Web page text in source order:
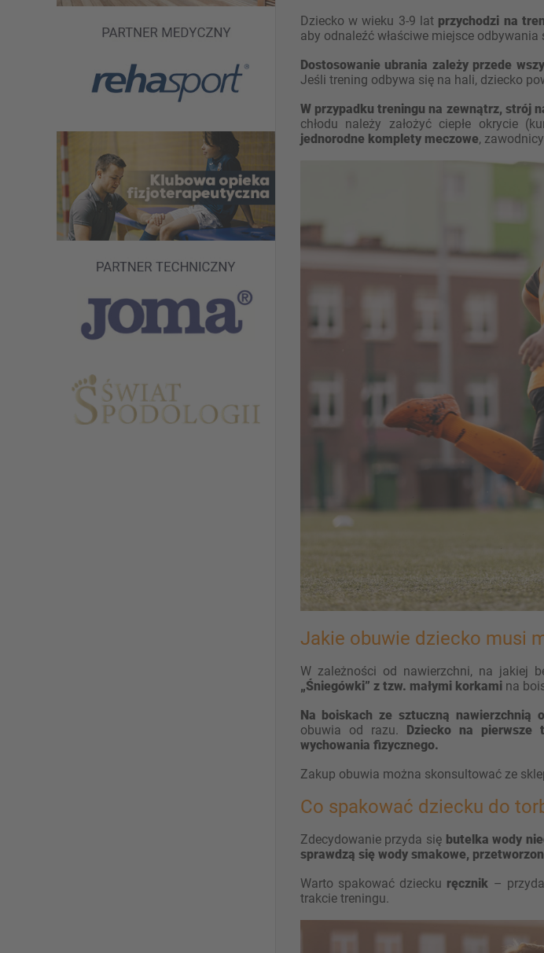
Dziecko w wieku 3-9 lat przychodzi na
aby odnaleźć właściwe miejsce
Dostosowanie ubrania zależy przede
Jeśli trening odbywa się na hali, dziecko
W przypadku treningu na zewnątrz, strój
chłodu należy założyć ciepłe okrycie
jednorodne komplety meczowe,
Jakie obuwie dziecko musi
W zależności od nawierzchni, na jakiej
„Śniegówki” z tzw. małymi korkamina
Na boiskach ze sztuczną nawierzchnią
obuwia od razu. Dziecko na pierwsze
wychowania fizycznego.
Zakup obuwia można skonsultować ze
Co spakować dziecku do
Zdecydowanie przyda się butelka wody
sprawdzą się wody smakowe,
Warto spakować dziecku ręcznik –
trakcie treningu.